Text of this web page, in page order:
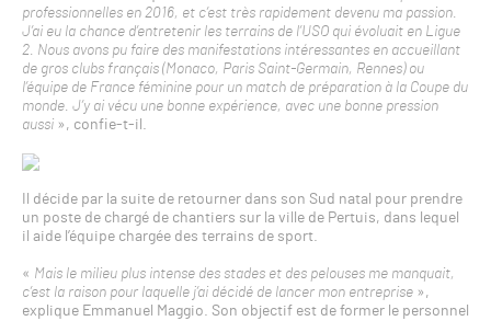
professionnelles en 2016, et c’est très rapidement devenu ma passion.
J’ai eu la chance d’entretenir les terrains de l’USO qui évoluait en Ligue
2. Nous avons pu faire des manifestations intéressantes en accueillant
de gros clubs français (Monaco, Paris Saint-Germain, Rennes) ou
l’équipe de France féminine pour un match de préparation à la Coupe du
monde. J’y ai vécu une bonne expérience, avec une bonne pression
aussi », confie-t-il.
Il décide par la suite de retourner dans son Sud natal pour prendre
un poste de chargé de chantiers sur la ville de Pertuis, dans lequel
il aide l’équipe chargée des terrains de sport.
« Mais le milieu plus intense des stades et des pelouses me manquait,
c’est la raison pour laquelle j’ai décidé de lancer mon entreprise»,
explique Emmanuel Maggio. Son objectif est de former le personnel